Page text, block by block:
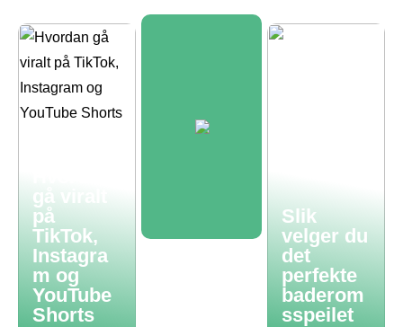
gå viralt
på
TikTok,
Instagra
m og
YouTube
Shorts
Slik
velger du
det
perfekte
baderom
sspeilet